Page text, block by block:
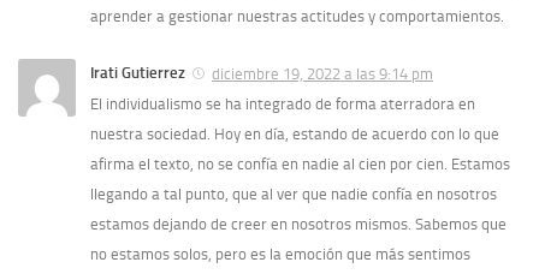
aprender a gestionar nuestras actitudes y comportamientos.
Irati Gutierrez
diciembre 19, 2022 a las 9:14 pm
El individualismo se ha integrado de forma aterradora en
nuestra sociedad. Hoy en día, estando de acuerdo con lo que
afirma el texto, no se confía en nadie al cien por cien. Estamos
llegando a tal punto, que al ver que nadie confía en nosotros
estamos dejando de creer en nosotros mismos. Sabemos que
no estamos solos, pero es la emoción que más sentimos